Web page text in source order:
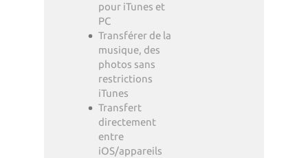
pour iTunes et
PC
Transférer de la
musique, des
photos sans
restrictions
iTunes
Transfert
directement
entre
iOS/appareils